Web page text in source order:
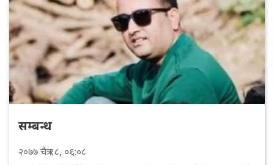
सम्बन्ध
२०७७चैत्र१८, ०६:०८